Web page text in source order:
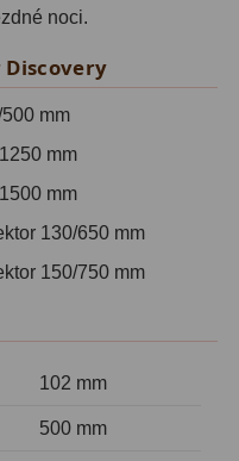
noci.
mm
mm
mm
130/650 mm
150/750 mm
102 mm
500 mm